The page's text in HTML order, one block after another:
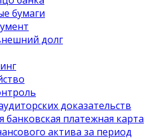
бумаги
долг
доказательств
платежная карта
актива за период